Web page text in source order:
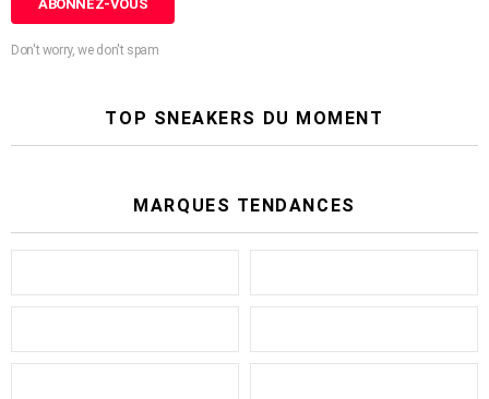
Don't worry, we don't spam
TOP SNEAKERS DU MOMENT
MARQUES TENDANCES